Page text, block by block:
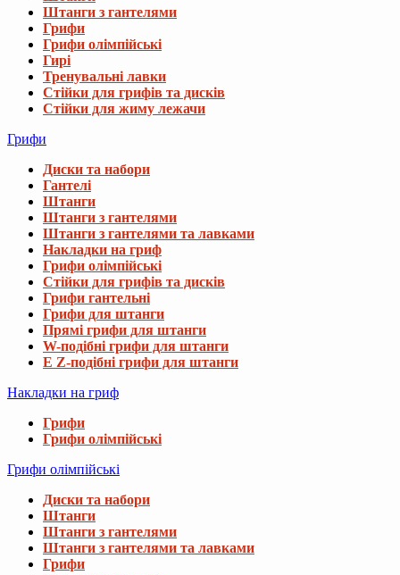
Штанги з гантелями
Грифи
Грифи олімпійські
Гирі
Тренувальні лавки
Стійки для грифів та дисків
Стійки для жиму лежачи
Грифи
Диски та набори
Гантелі
Штанги
Штанги з гантелями
Штанги з гантелями та лавками
Накладки на гриф
Грифи олімпійські
Стійки для грифів та дисків
Грифи гантельні
Грифи для штанги
Прямі грифи для штанги
W-подібні грифи для штанги
E Z-подібні грифи для штанги
Накладки на гриф
Грифи
Грифи олімпійські
Грифи олімпійські
Диски та набори
Штанги
Штанги з гантелями
Штанги з гантелями та лавками
Грифи